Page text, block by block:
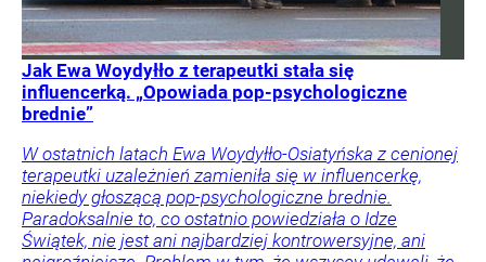
Jak Ewa Woydyłło z terapeutki stała się
influencerką. „Opowiada pop-psychologiczne
brednie”
W ostatnich latach Ewa Woydyłło-Osiatyńska z cenionej
terapeutki uzależnień zamieniła się w influencerkę,
niekiedy głoszącą pop-psychologiczne brednie.
Paradoksalnie to, co ostatnio powiedziała o Idze
Świątek, nie jest ani najbardziej kontrowersyjne, ani